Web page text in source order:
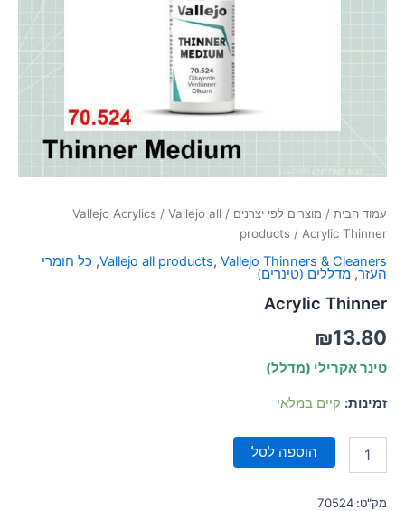
לאפס
את
כל
האפשרויות
cached
עמוד הבית / מוצרים לפי יצרנים /
Vallejo Acrylics / Vallejo all
products / Acrylic Thinner
Vallejo all products, Vallejo Thinners & Cleaners
, כל חומרי
העזר, מדללים (טינרים)
Acrylic Thinner
₪13.80
טינר אקרילי (מדלל)
זמינות: קיים במלאי
הוספה לסל
מק"ט: 70524